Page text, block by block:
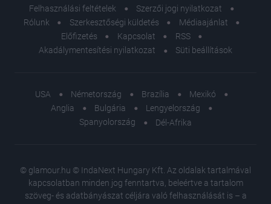
Felhasználási feltételek
Szerzői jogi nyilatkozat
Rólunk
Szerkesztőségi küldetés
Médiaajánlat
Előfizetés
Kapcsolat
RSS
Akadálymentesítési nyilatkozat
Süti beállítások
USA Németország Brazília
Mexikó
Anglia
Bulgária
Lengyelország
Spanyolország
Dél-Afrika
© glamour.hu © IndaNext Hungary Kft. Az oldalak tartalmával
kapcsolatban minden jog fenntartva, beleértve a tartalom
szöveg- és adatbányászat céljára való felhasználását is – a